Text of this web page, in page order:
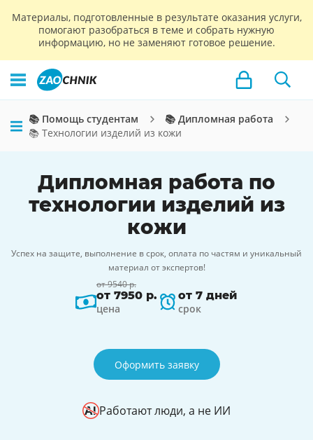
Материалы, подготовленные в результате оказания услуги,
помогают разобраться в теме и собрать нужную
информацию, но не заменяют готовое решение.
📚 Помощь студентам
📚 Дипломная работа
📚 Технологии изделий из кожи
Дипломная работа по
технологии изделий из
кожи
Успех на защите, выполнение в срок, оплата по частям и уникальный
материал от экспертов!
от 9540 р.
от 7950 р.
цена
от 7 дней
срок
Оформить заявку
Работают люди, а не ИИ